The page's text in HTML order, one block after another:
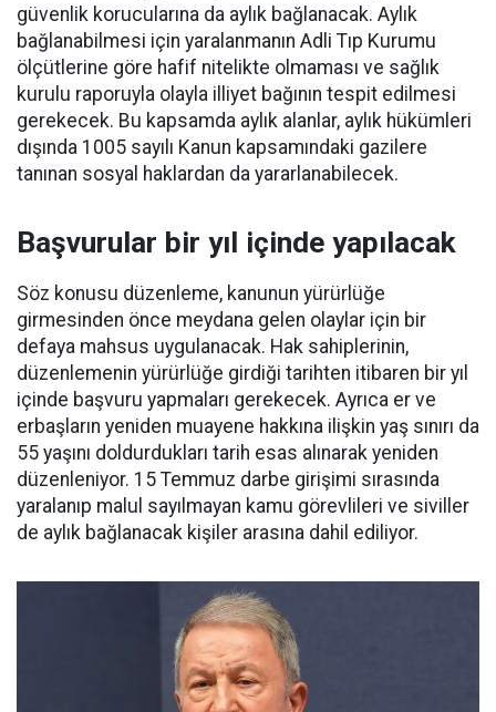
güvenlik korucularına da aylık bağlanacak. Aylık
bağlanabilmesi için yaralanmanın Adli Tıp Kurumu
ölçütlerine göre hafif nitelikte olmaması ve sağlık
kurulu raporuyla olayla illiyet bağının tespit edilmesi
gerekecek. Bu kapsamda aylık alanlar, aylık hükümleri
dışında 1005 sayılı Kanun kapsamındaki gazilere
tanınan sosyal haklardan da yararlanabilecek.
Başvurular bir yıl içinde yapılacak
Söz konusu düzenleme, kanunun yürürlüğe
girmesinden önce meydana gelen olaylar için bir
defaya mahsus uygulanacak. Hak sahiplerinin,
düzenlemenin yürürlüğe girdiği tarihten itibaren bir yıl
içinde başvuru yapmaları gerekecek. Ayrıca er ve
erbaşların yeniden muayene hakkına ilişkin yaş sınırı da
55 yaşını doldurdukları tarih esas alınarak yeniden
düzenleniyor. 15 Temmuz darbe girişimi sırasında
yaralanıp malul sayılmayan kamu görevlileri ve siviller
de aylık bağlanacak kişiler arasına dahil ediliyor.